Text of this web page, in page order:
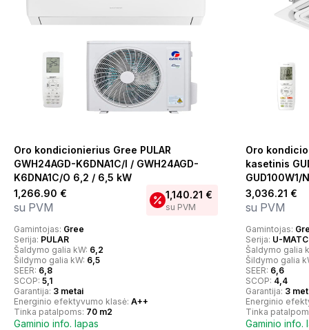
Oro kondicionierius Gree PULAR
GWH24AGD-K6DNA1C/I / GWH24AGD-
K6DNA1C/O 6,2 / 6,5 kW
1,266.90 €
su PVM
1,140.21 €
su PVM
Gamintojas: Gree
Serija: PULAR
Šaldymo galia kW: 6,2
Šildymo galia kW: 6,5
SEER: 6,8
SCOP: 5,1
Garantija: 3 metai
Energinio efektyvumo klasė: A++
Tinka patalpoms: 70 m2
Gaminio info. lapas
Oro
kasetinis
GUD100W1/
3,036.21 €
su PVM
Gamintojas:
Serija: U-
Šaldymo galia
Šildymo galia
SEER: 6,6
SCOP: 4,4
Garantija: 3
Energinio
Tinka
Gaminio info.